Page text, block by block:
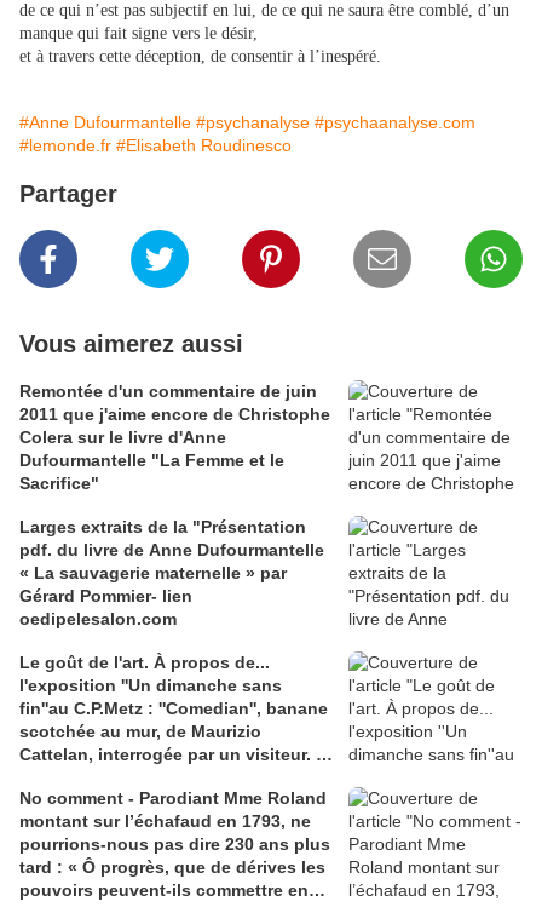
de ce qui n’est pas subjectif en lui, de ce qui ne saura être comblé, d’un
manque qui fait signe vers le désir,
et à travers cette déception, de consentir à l’inespéré.
#Anne Dufourmantelle #psychanalyse #psychaanalyse.com
#lemonde.fr #Elisabeth Roudinesco
Partager
Vous aimerez aussi
Remontée d'un commentaire de juin
2011 que j'aime encore de Christophe
Colera sur le livre d'Anne
Dufourmantelle "La Femme et le
Sacrifice"
Larges extraits de la "Présentation
pdf. du livre de Anne Dufourmantelle
« La sauvagerie maternelle » par
Gérard Pommier- lien
oedipelesalon.com
Le goût de l'art. À propos de...
l'exposition ''Un dimanche sans
fin''au C.P.Metz : ''Comedian'', banane
scotchée au mur, de Maurizio
Cattelan, interrogée par un visiteur. 4
republicain-lorrain.fr, 3) bfmtv.com,
vidéo, l'acheteur de ''l'oeuvre'' qui a
mangé la banane à 6,2 millions de
dollars, 4)lemonde.fr ''Obscène, la
banane ?'' de Philippe Breno
No comment - Parodiant Mme Roland
montant sur l’échafaud en 1793, ne
pourrions-nous pas dire 230 ans plus
tard : « Ô progrès, que de dérives les
pouvoirs peuvent-ils commettre en